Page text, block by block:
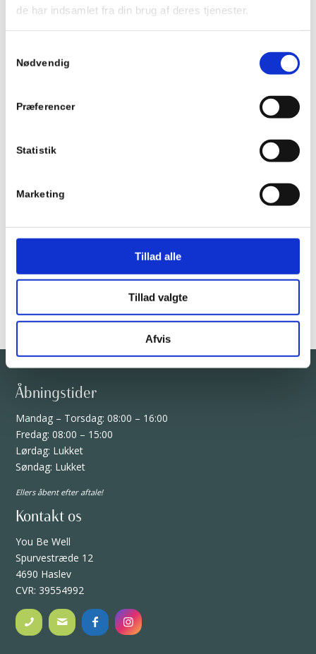
de har indsamlet fra din brug af deres tjenester.
Nødvendig
Præferencer
Statistik
Marketing
Tillad alle
Tillad valgte
Afvis
Åbningstider
Mandag – Torsdag: 08:00 – 16:00
Fredag: 08:00 – 15:00
Lørdag: Lukket
Søndag: Lukket
Ellers åbent efter aftale!
Kontakt os
You Be Well
Spurvestræde 12
4690 Haslev
CVR: 39554992